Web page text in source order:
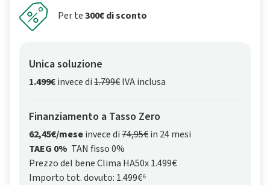
Per te300€ di sconto
Unica soluzione
1.499€invece di1.799€IVA inclusa
Finanziamento a Tasso Zero
62,45€/meseinvece di74,95€in 24 mesi
TAEG 0% TAN fisso 0%
Prezzo del bene Clima HA50x 1.499€
Importo tot. dovuto: 1.499€⁶